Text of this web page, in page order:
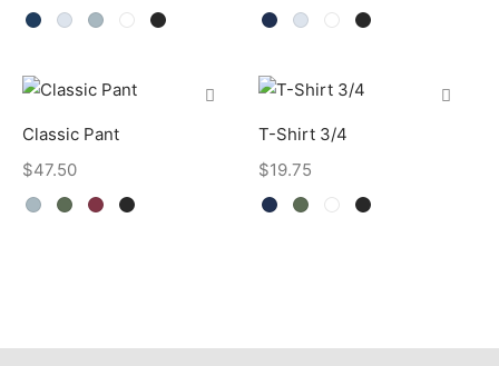
Classic Pant
$47.50
T-Shirt 3/4
$19.75